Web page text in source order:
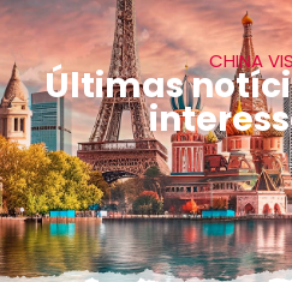
CHINA
Últimas